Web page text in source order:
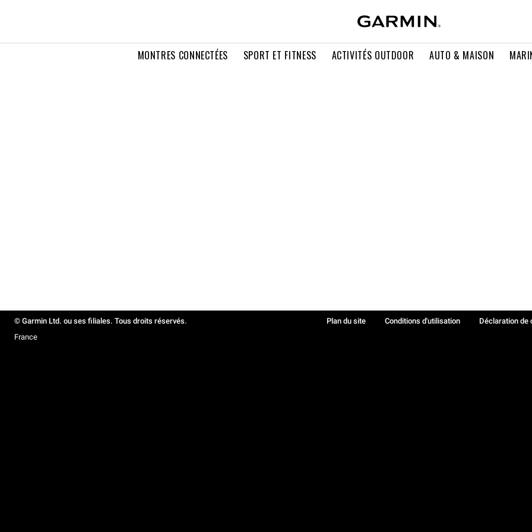
MONTRES CONNECTÉES SPORT ET FITNESS ACTIVITÉS OUTDOOR AUTO & MAISON
© Garmin Ltd. ou ses filiales. Tous droits réservés. Plan du site Conditions d'utilisation Déclaration de
France